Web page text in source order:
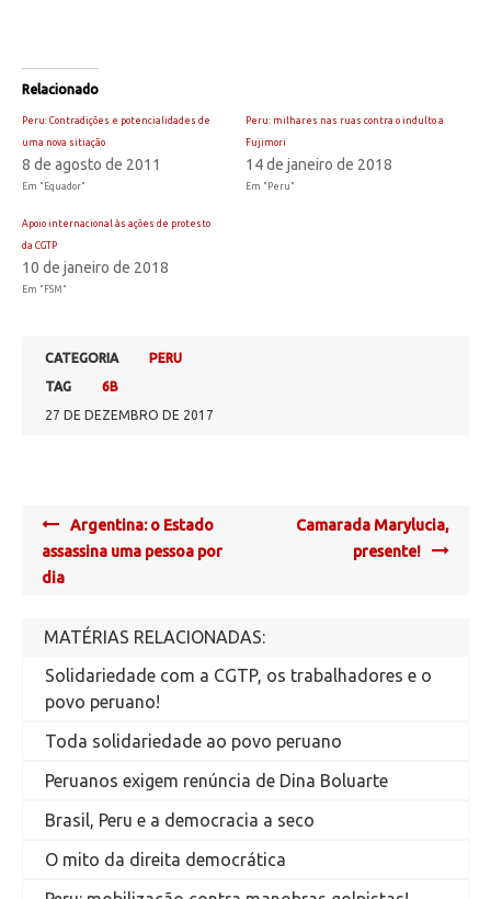
Relacionado
Peru: Contradições e potencialidades de
uma nova sitiação
8 de agosto de 2011
Em "Equador"
Peru: milhares nas ruas contra o indulto a
Fujimori
14 de janeiro de 2018
Em "Peru"
Apoio internacional às ações de protesto
da CGTP
10 de janeiro de 2018
Em "FSM"
CATEGORIA
PERU
TAG
6B
27 DE DEZEMBRO DE 2017
Post
navigation
Argentina: o Estado
assassina uma pessoa por
dia
Camarada Marylucia,
presente!
MATÉRIAS RELACIONADAS:
Solidariedade com a CGTP, os trabalhadores e o
povo peruano!
Toda solidariedade ao povo peruano
Peruanos exigem renúncia de Dina Boluarte
Brasil, Peru e a democracia a seco
O mito da direita democrática